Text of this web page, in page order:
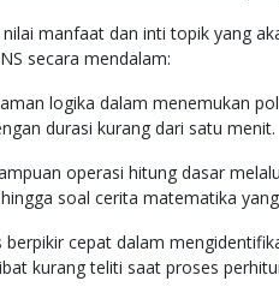
manfaat dan inti topik yang
secara mendalam:
logika dalam menemukan
durasi kurang dari satu menit.
operasi hitung dasar
soal cerita matematika
cepat dalam
kurang teliti saat proses